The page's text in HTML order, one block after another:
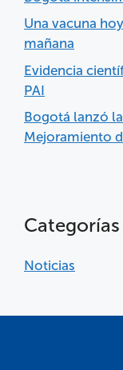
Una vacuna
mañana
Evidencia
PAI
Bogotá lanzó
Mejoramiento
Categorías
Noticias